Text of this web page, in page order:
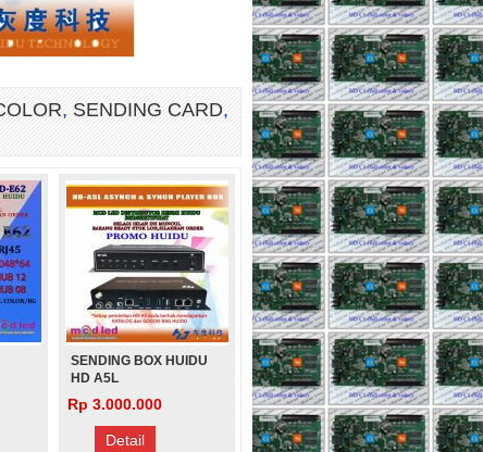
,SENDING CARD,
SENDING BOX HUIDU
HD A5L
ASYNCHRONOUS
Rp 3.000.000
Detail
280.000